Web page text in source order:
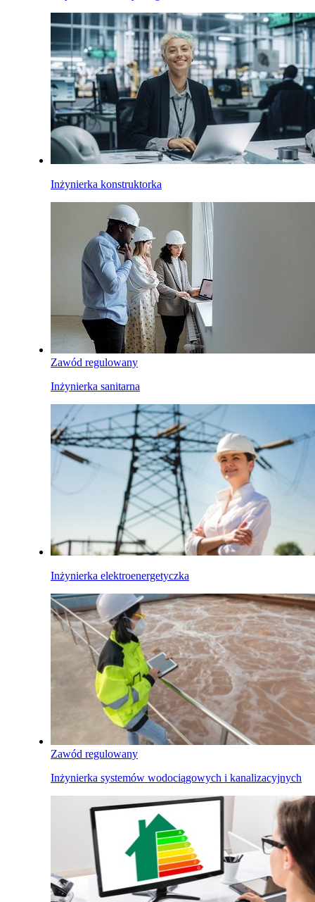
Inżynierka konstruktorka
Zawód regulowany
Inżynierka sanitarna
Inżynierka elektroenergetyczka
Zawód regulowany
Inżynierka systemów wodociągowych i kanalizacyjnych